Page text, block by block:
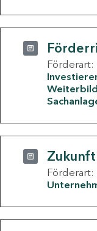
Förderart:
Förderart: